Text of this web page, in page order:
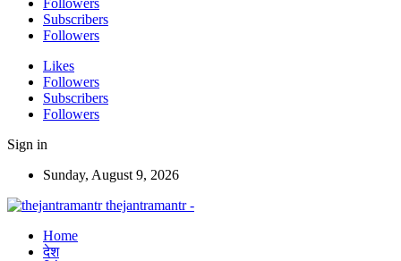
Followers
Subscribers
Followers
Likes
Followers
Subscribers
Followers
Sign in
Sunday, August 9, 2026
thejantramantr -
Home
देश